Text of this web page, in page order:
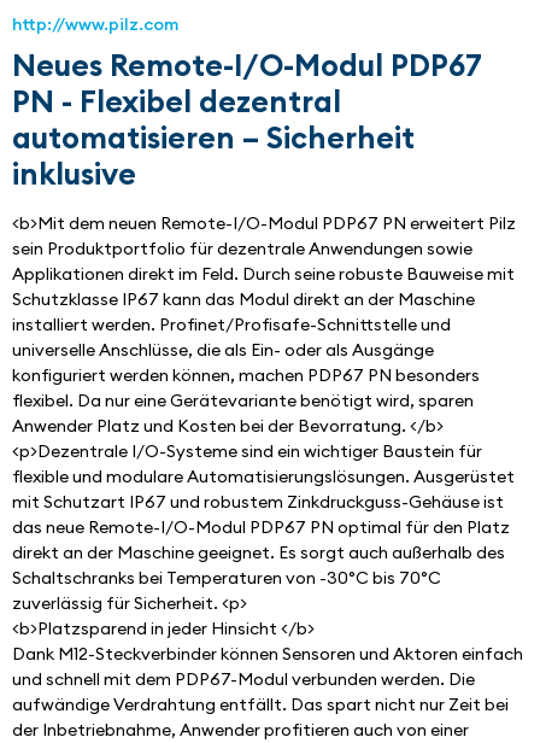
http://www.pilz.com
Neues Remote-I/O-Modul PDP67
PN - Flexibel dezentral
automatisieren – Sicherheit
inklusive
<b>Mit dem neuen Remote-I/O-Modul PDP67 PN erweitert Pilz
sein Produktportfolio für dezentrale Anwendungen sowie
Applikationen direkt im Feld. Durch seine robuste Bauweise mit
Schutzklasse IP67 kann das Modul direkt an der Maschine
installiert werden. Profinet/Profisafe-Schnittstelle und
universelle Anschlüsse, die als Ein- oder als Ausgänge
konfiguriert werden können, machen PDP67 PN besonders
flexibel. Da nur eine Gerätevariante benötigt wird, sparen
Anwender Platz und Kosten bei der Bevorratung. </b>
<p>Dezentrale I/O-Systeme sind ein wichtiger Baustein für
flexible und modulare Automatisierungslösungen. Ausgerüstet
mit Schutzart IP67 und robustem Zinkdruckguss-Gehäuse ist
das neue Remote-I/O-Modul PDP67 PN optimal für den Platz
direkt an der Maschine geeignet. Es sorgt auch außerhalb des
Schaltschranks bei Temperaturen von -30°C bis 70°C
zuverlässig für Sicherheit. <p>
<b>Platzsparend in jeder Hinsicht </b>
Dank M12-Steckverbinder können Sensoren und Aktoren einfach
und schnell mit dem PDP67-Modul verbunden werden. Die
aufwändige Verdrahtung entfällt. Das spart nicht nur Zeit bei
der Inbetriebnahme, Anwender profitieren auch von einer